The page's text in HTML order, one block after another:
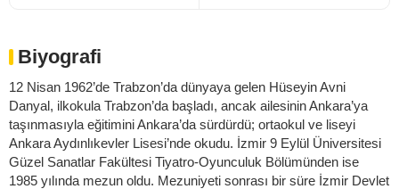
Biyografi
12 Nisan 1962’de Trabzon’da dünyaya gelen Hüseyin Avni
Danyal, ilkokula Trabzon’da başladı, ancak ailesinin Ankara’ya
taşınmasıyla eğitimini Ankara’da sürdürdü; ortaokul ve liseyi
Ankara Aydınlıkevler Lisesi’nde okudu. İzmir 9 Eylül Üniversitesi
Güzel Sanatlar Fakültesi Tiyatro-Oyunculuk Bölümünden ise
1985 yılında mezun oldu. Mezuniyeti sonrası bir süre İzmir Devlet